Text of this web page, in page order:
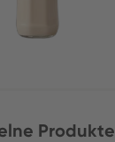
Produkte